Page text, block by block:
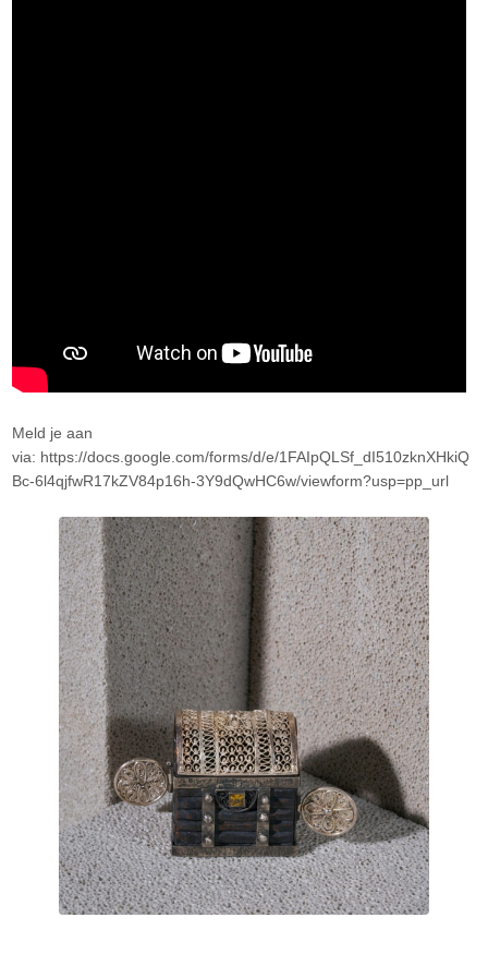
Meld je aan
via: https://docs.google.com/forms/d/e/1FAIpQLSf_dI510zknXHkiQ
Bc-6l4qjfwR17kZV84p16h-3Y9dQwHC6w/viewform?usp=pp_url